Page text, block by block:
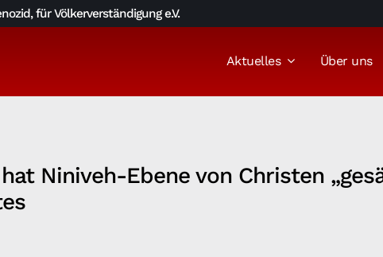
für Völkerverständigung e.V.
Aktuelles Über uns
hat Niniveh-Ebene von Christen